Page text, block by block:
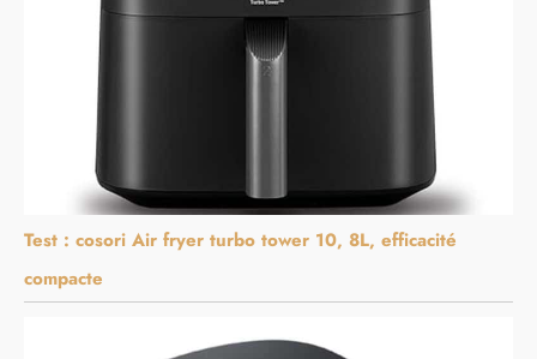
Test : cosori Air fryer turbo tower 10, 8L, efficacité
compacte